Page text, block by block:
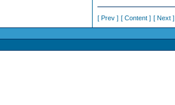
[ Prev ] [ Content ] [ Next ]